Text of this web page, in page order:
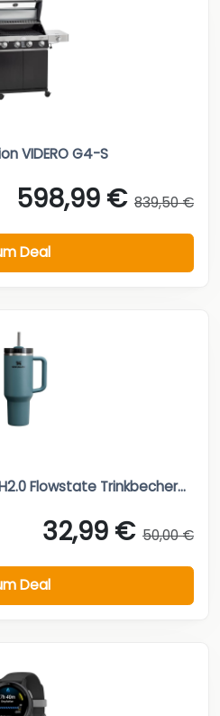
VIDERO G4-S
598,99 € 839,50 €
Deal
Flowstate Trinkbecher...
32,99 € 50,00 €
Deal